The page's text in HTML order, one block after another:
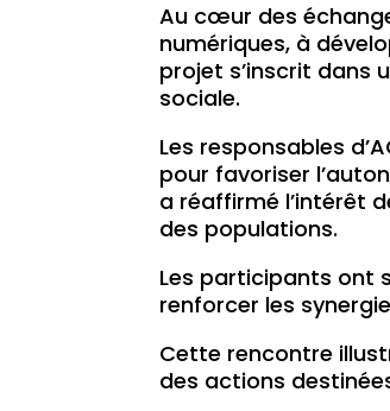
Au cœur des
numériques, à
projet s’inscrit dans
sociale.
Les responsables
pour favoriser
a réaffirmé l’intérêt
des populations.
Les participants ont
renforcer les
Cette rencontre
des actions